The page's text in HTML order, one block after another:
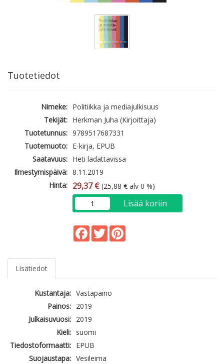
Tuotetiedot
Nimeke: Politiikka ja mediajulkisuus
Tekijät: Herkman Juha (Kirjoittaja)
Tuotetunnus: 9789517687331
Tuotemuoto: E-kirja, EPUB
Saatavuus: Heti ladattavissa
Ilmestymispäivä: 8.11.2019
Hinta: 29,37 € (25,88 € alv 0 %)
Lisää koriin
Facebook
Twitter
Lisätiedot
Kustantaja: Vastapaino
Painos: 2019
Julkaisuvuosi: 2019
Kieli: suomi
Tiedostoformaatti: EPUB
Suojaustapa: Vesileima